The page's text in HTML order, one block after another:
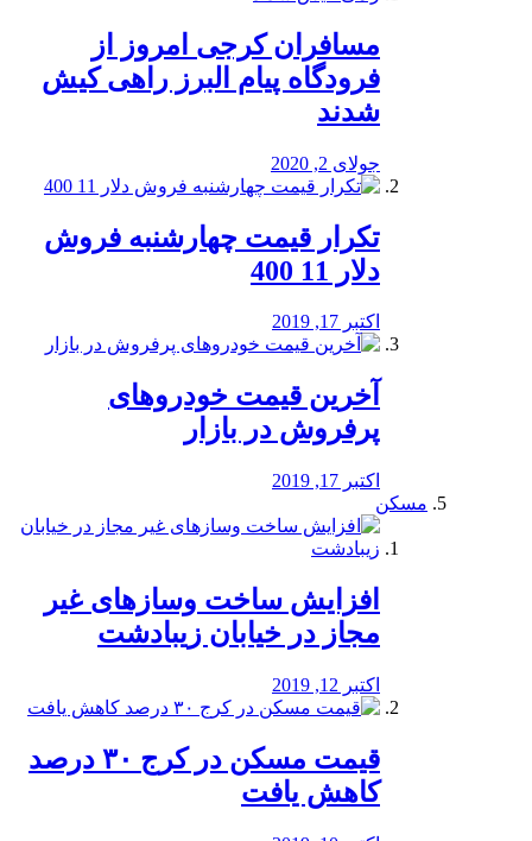
مسافران کرجی امروز از
فرودگاه پیام البرز راهی کیش
شدند
جولای 2, 2020
تکرار قیمت چهارشنبه فروش
دلار 11 400
اکتبر 17, 2019
آخرین قیمت خودرو‌های
پرفروش در بازار
اکتبر 17, 2019
مسکن
افزایش ساخت وسازهای غیر
مجاز در خیابان زیبادشت
اکتبر 12, 2019
️قیمت مسکن در کرج ۳۰ درصد
کاهش یافت